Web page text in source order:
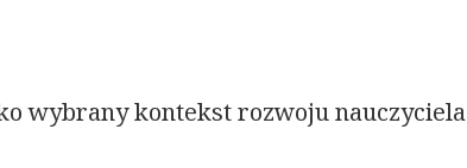
wybrany kontekst rozwoju nauczyciela